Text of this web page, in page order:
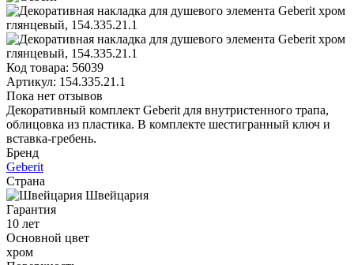
Код товара: 56039
Артикул: 154.335.21.1
Пока нет отзывов
Декоративный комплект Geberit для внутристенного трапа,
облицовка из пластика. В комплекте шестигранный ключ и
вставка-гребень.
Бренд
Geberit
Страна
Швейцария
Гарантия
10 лет
Основной цвет
хром